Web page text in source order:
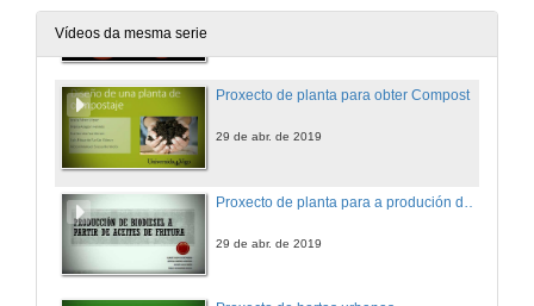
Vídeos da mesma serie
Proxecto de planta para obter Compost
29 de abr. de 2019
29 de abr. de 2019